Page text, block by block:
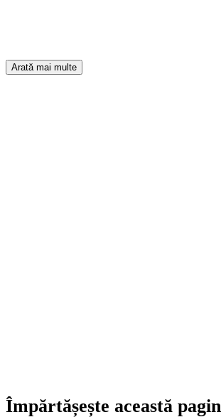
Arată mai multe
Împărtășește această